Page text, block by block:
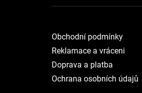
Obchodní podmínky
Reklamace a vráceni
Doprava a platba
Ochrana osobních údajů